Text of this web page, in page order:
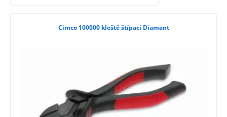
Cimco 100000 kleště štípací Diamant